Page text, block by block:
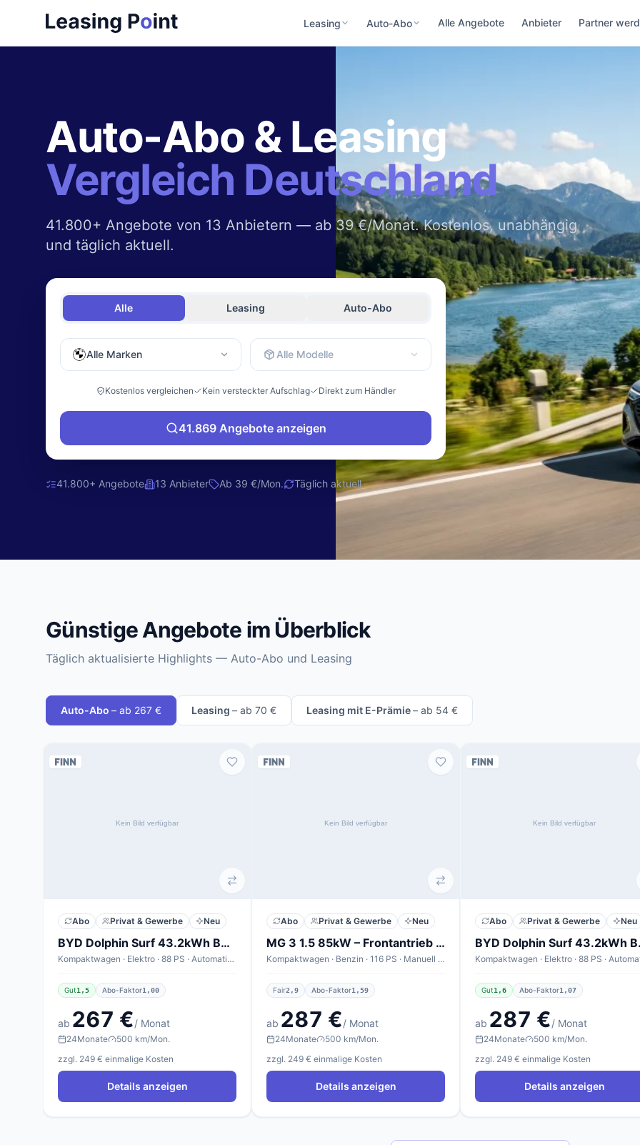
Leasing Auto-Abo Alle Angebote Anbieter Partner
Auto-Abo & Leasing
Vergleich Deutschland
41.800+ Angebote von 13 Anbietern — ab 39 €/Monat. Kostenlos, unabhängig
und täglich aktuell.
Alle Leasing Auto-Abo
Alle Marken Alle Modelle
Kostenlos vergleichen Kein versteckter Aufschlag Direkt zum Händler
41.869Angebote anzeigen
41.800+ Angebote 13 Anbieter Ab 39 €/Mon. Täglich aktuell
Günstige Angebote im Überblick
Täglich aktualisierte Highlights — Auto-Abo und Leasing
Auto-Abo – ab 267 € Leasing – ab 70 € Leasing mit E-Prämie– ab 54 €
Abo Privat & Gewerbe Neu
BYD Dolphin Surf 43.2kWh Boost
Kompaktwagen · Elektro · 88 PS · Automatik · 16,0 kWh/100km
Gut1,5 Abo-Faktor1,00
ab 267 €/ Monat
24Monate
500 km/Mon.
zzgl. 249 € einmalige Kosten
Details anzeigen
Abo Privat & Gewerbe Neu
MG 3 1.5 85kW – Frontantrieb – Manuell – ICE Standard
Kompaktwagen · Benzin · 116 PS · Manuell · 6,1 l/100km
Fair2,9 Abo-Faktor1,59
ab 287 €/ Monat
24Monate
500 km/Mon.
zzgl. 249 € einmalige Kosten
Details anzeigen
Abo Privat & Gewerbe Neu
Gut1,6 Abo-Faktor1,07
ab 287 €/ Monat
24Monate
500 km/Mon.
zzgl. 249 € einmalige Kosten
Details anzeigen